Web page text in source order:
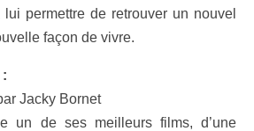
permettre de retrouver un nouvel
façon de vivre.
Jacky Bornet
un de ses meilleurs films, d’une